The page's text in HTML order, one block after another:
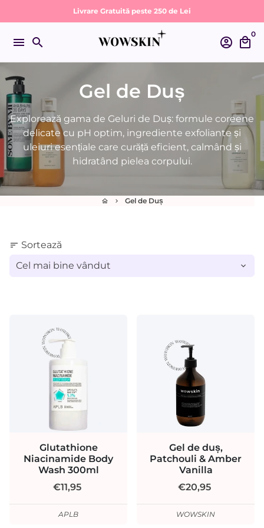
la
conținut
Livrare Gratuită peste 250 de Lei
menu search account_circle local_mall
0
Gel de Duș
Explorează gama de Geluri de Duș: formule coreene
delicate cu pH optim, ingrediente exfoliante și
uleiuri esențiale care curăță eficient, calmând și
hidratând pielea corpului.
home keyboard_arrow_right Gel de Duș
sort Sortează
Glutathione
Niacinamide Body
Wash 300ml
€11,95
APLB
Gel de duș,
Patchouli & Amber
Vanilla
€20,95
WOWSKIN